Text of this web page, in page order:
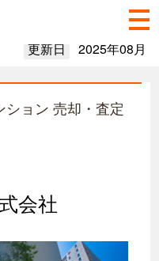
更新日 2025年08月
ョン 売却・査定
会社